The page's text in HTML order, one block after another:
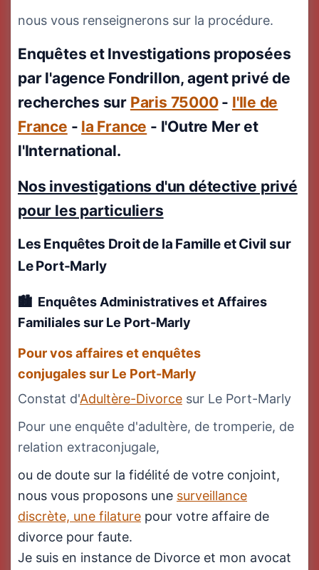
nous vous renseignerons sur la procédure.
Enquêtes et Investigations proposées
par l'agence Fondrillon, agent privé de
recherches sur Paris 75000- l'Ile de
France - la France - l'Outre Mer et
l'International.
Nos investigations d'un détective privé
pour les particuliers
Les Enquêtes Droit de la Famille et Civil sur
Le Port-Marly
Enquêtes Administratives et Affaires
Familialessur Le Port-Marly
Pour vos affaires et enquêtes
conjugales sur Le Port-Marly
Constat d'Adultère-Divorce sur Le Port-Marly
Pour une enquête d'adultère, de tromperie, de
relation extraconjugale,
ou de doute sur la fidélité de votre conjoint,
nous vous proposons une surveillance
discrète, une filature pour votre affaire de
divorce pour faute.
Je suis en instance de Divorce et mon avocat